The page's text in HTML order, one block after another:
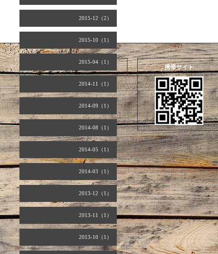
2015-12（2）
2015-10（1）
2015-04（1）
2014-11（1）
2014-09（1）
2014-08（1）
2014-05（1）
2014-03（1）
2013-12（1）
2013-11（1）
2013-10（1）
携帯サイト